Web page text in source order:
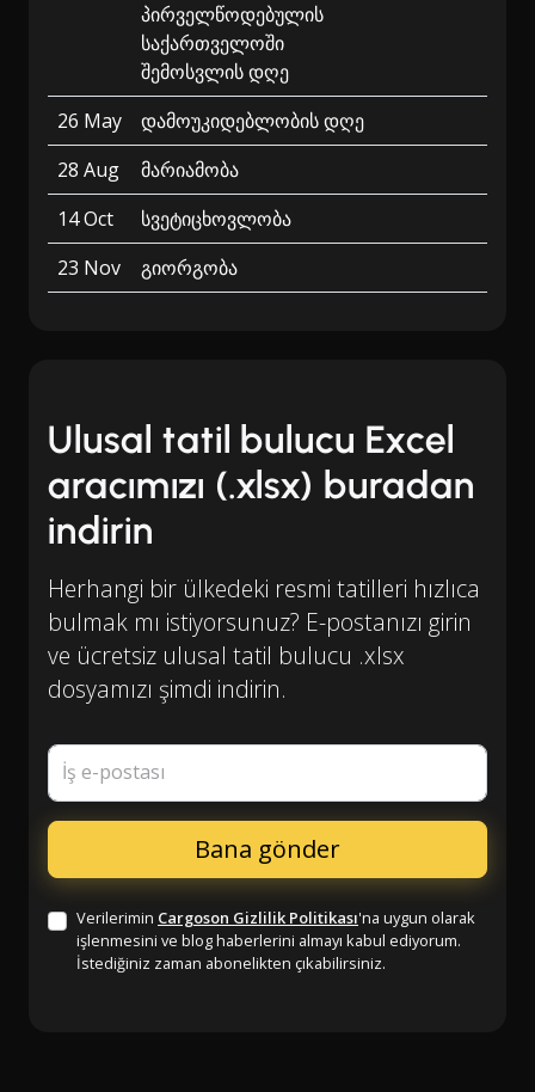
პირველწოდებულის
საქართველოში
შემოსვლის დღე
26 May
დამოუკიდებლობის დღე
28 Aug
მარიამობა
14 Oct
სვეტიცხოვლობა
23 Nov
გიორგობა
Ulusal tatil bulucu Excel
aracımızı (.xlsx) buradan
indirin
Herhangi bir ülkedeki resmi tatilleri hızlıca
bulmak mı istiyorsunuz? E-postanızı girin
ve ücretsiz ulusal tatil bulucu .xlsx
dosyamızı şimdi indirin.
İş e-postası
Verilerimin Cargoson Gizlilik Politikası'na uygun olarak
işlenmesini ve blog haberlerini almayı kabul ediyorum.
İstediğiniz zaman abonelikten çıkabilirsiniz.